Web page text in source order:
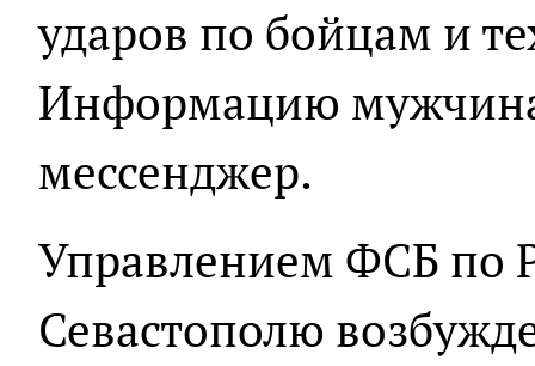
ударов по бойцам и
Информацию мужчина
мессенджер.
Управлением ФСБ по
Севастополю